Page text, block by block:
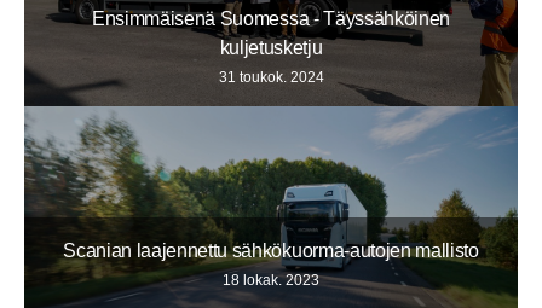
Ensimmäisenä Suomessa - Täyssähköinen
kuljetusketju
31 toukok. 2024
Scanian laajennettu sähkökuorma-autojen mallisto
18 lokak. 2023